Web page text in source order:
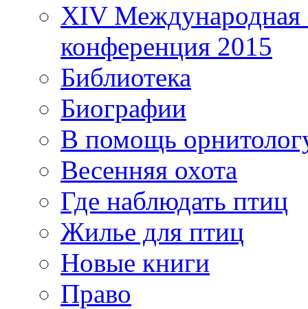
XIV Международная
конференция 2015
Библиотека
Биографии
В помощь
Весенняя охота
Где наблюдать птиц
Жилье для птиц
Новые книги
Право